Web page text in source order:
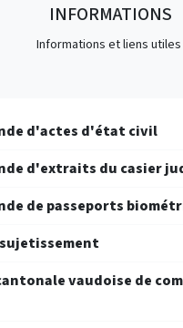
INFORMATIONS
Informations et liens utiles
d'actes d'état civil
d'extraits du casier
de passeports
vaudoise de